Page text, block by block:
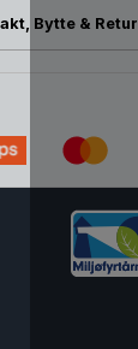
Bytte & Retur